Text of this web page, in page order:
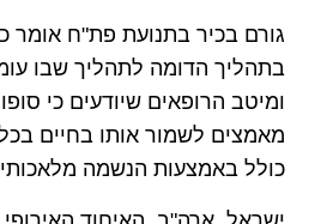
גורם בכיר בתנועת פת"ח אומר
בתהליך הדומה לתהליך שבו
ומיטב הרופאים שיודעים כי
מאמצים לשמור אותו בחיים
כולל באמצעות הנשמה